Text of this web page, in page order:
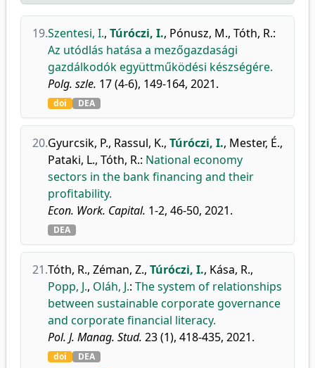
19.Szentesi, I., Túróczi, I., Pónusz, M., Tóth, R.:
Az utódlás hatása a mezőgazdasági
gazdálkodók együttműködési készségére.
Polg. szle. 17 (4-6), 149-164, 2021.
doi DEA
20.Gyurcsik, P., Rassul, K., Túróczi, I., Mester, É.,
Pataki, L., Tóth, R.: National economy
sectors in the bank financing and their
profitability.
Econ. Work. Capital. 1-2, 46-50, 2021.
DEA
21.Tóth, R., Zéman, Z., Túróczi, I., Kása, R.,
Popp, J., Oláh, J.: The system of relationships
between sustainable corporate governance
and corporate financial literacy.
Pol. J. Manag. Stud. 23 (1), 418-435, 2021.
doi DEA